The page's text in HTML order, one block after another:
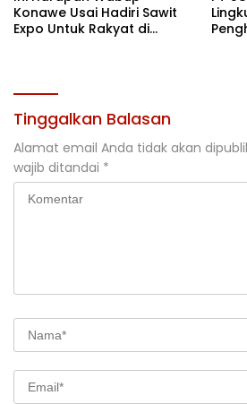
Konawe Usai Hadiri Sawit
Expo Untuk Rakyat di
Tinggalkan Balasan
Alamat email Anda tidak akan
wajib ditandai *